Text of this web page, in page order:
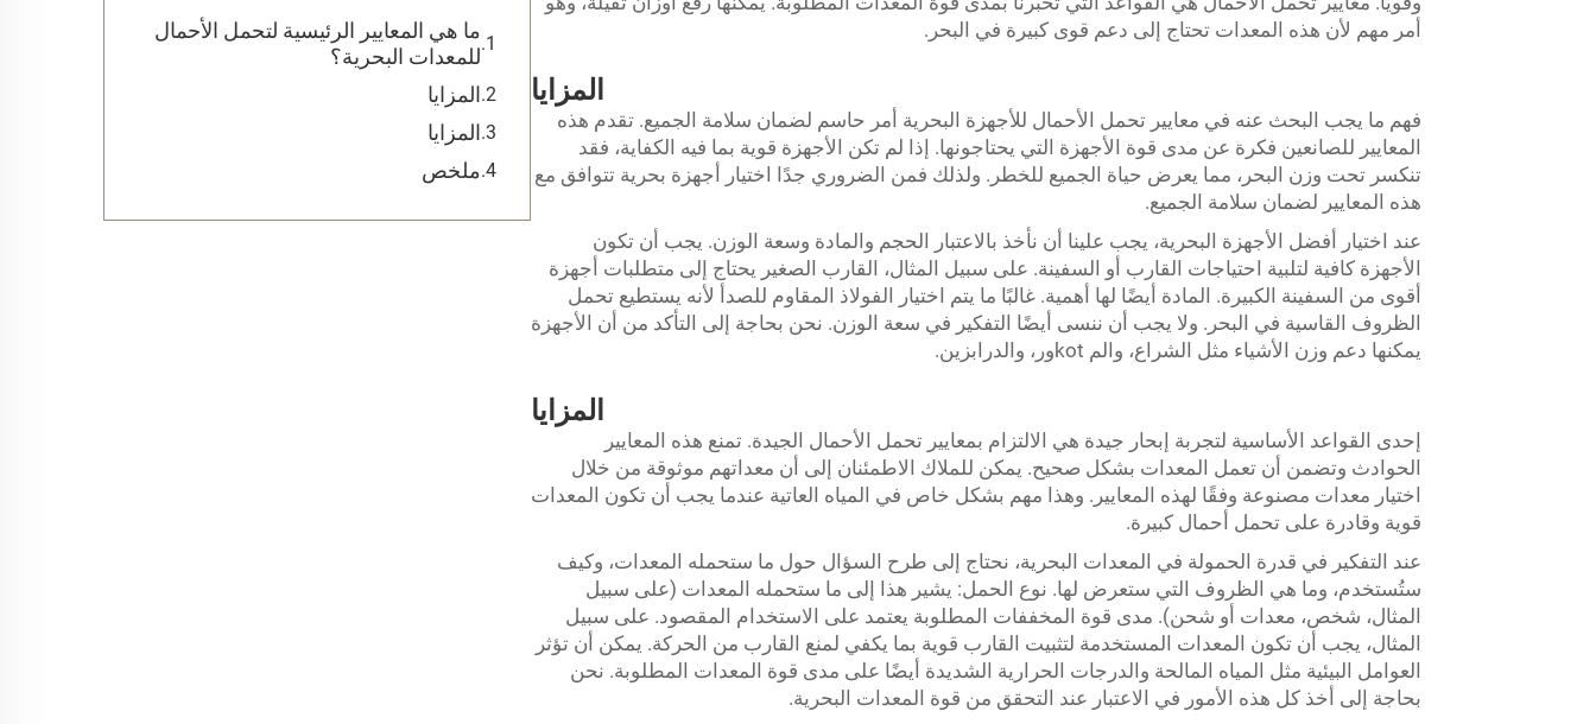
أمر مهم لأن هذه المعدات تحتاج إلى دعم قوى كبيرة في البحر.
المزايا
فهم ما يجب البحث عنه في معايير تحمل الأحمال للأجهزة البحرية أمر حاسم لضمان سلامة الجميع. تقدم هذه
المعايير للصانعين فكرة عن مدى قوة الأجهزة التي يحتاجونها. إذا لم تكن الأجهزة قوية بما فيه الكفاية، فقد
تنكسر تحت وزن البحر، مما يعرض حياة الجميع للخطر. ولذلك فمن الضروري جدًا اختيار أجهزة بحرية تتوافق مع
هذه المعايير لضمان سلامة الجميع.
عند اختيار أفضل الأجهزة البحرية، يجب علينا أن نأخذ بالاعتبار الحجم والمادة وسعة الوزن. يجب أن تكون
الأجهزة كافية لتلبية احتياجات القارب أو السفينة. على سبيل المثال، القارب الصغير يحتاج إلى متطلبات أجهزة
أقوى من السفينة الكبيرة. المادة أيضًا لها أهمية. غالبًا ما يتم اختيار الفولاذ المقاوم للصدأ لأنه يستطيع تحمل
الظروف القاسية في البحر. ولا يجب أن ننسى أيضًا التفكير في سعة الوزن. نحن بحاجة إلى التأكد من أن الأجهزة
يمكنها دعم وزن الأشياء مثل الشراع، والم kotور، والدرابزين.
المزايا
إحدى القواعد الأساسية لتجربة إبحار جيدة هي الالتزام بمعايير تحمل الأحمال الجيدة. تمنع هذه المعايير
الحوادث وتضمن أن تعمل المعدات بشكل صحيح. يمكن للملاك الاطمئنان إلى أن معداتهم موثوقة من خلال
اختيار معدات مصنوعة وفقًا لهذه المعايير. وهذا مهم بشكل خاص في المياه العاتية عندما يجب أن تكون المعدات
قوية وقادرة على تحمل أحمال كبيرة.
عند التفكير في قدرة الحمولة في المعدات البحرية، نحتاج إلى طرح السؤال حول ما ستحمله المعدات، وكيف
ستُستخدم، وما هي الظروف التي ستعرض لها. نوع الحمل: يشير هذا إلى ما ستحمله المعدات (على سبيل
المثال، شخص، معدات أو شحن). مدى قوة المخففات المطلوبة يعتمد على الاستخدام المقصود. على سبيل
المثال، يجب أن تكون المعدات المستخدمة لتثبيت القارب قوية بما يكفي لمنع القارب من الحركة. يمكن أن تؤثر
العوامل البيئية مثل المياه المالحة والدرجات الحرارية الشديدة أيضًا على مدى قوة المعدات المطلوبة. نحن
بحاجة إلى أخذ كل هذه الأمور في الاعتبار عند التحقق من قوة المعدات البحرية.
ما هي المعايير الرئيسية لتحمل الأحمال
للمعدات البحرية؟
المزايا
المزايا
ملخص